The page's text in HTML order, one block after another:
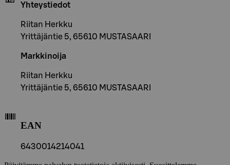
Yhteystiedot
Riitan Herkku
Yrittäjäntie 5, 65610 MUSTASAARI
Markkinoija
Riitan Herkku
Yrittäjäntie 5, 65610 MUSTASAARI
EAN
6430014214041